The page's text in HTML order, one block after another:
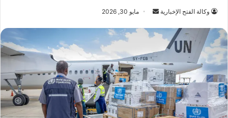
وكالة الفتح الإخبارية
أرسل
إلكترونيا
مايو 30, 2026